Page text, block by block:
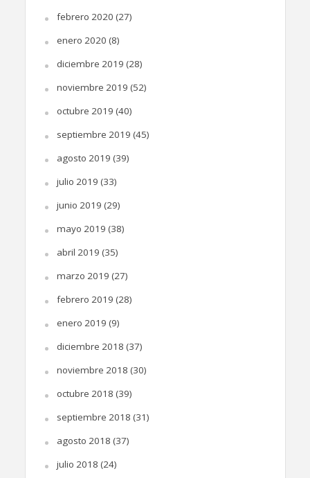
febrero 2020 (27)
enero 2020 (8)
diciembre 2019 (28)
noviembre 2019 (52)
octubre 2019 (40)
septiembre 2019 (45)
agosto 2019 (39)
julio 2019 (33)
junio 2019 (29)
mayo 2019 (38)
abril 2019 (35)
marzo 2019 (27)
febrero 2019 (28)
enero 2019 (9)
diciembre 2018 (37)
noviembre 2018 (30)
octubre 2018 (39)
septiembre 2018 (31)
agosto 2018 (37)
julio 2018 (24)